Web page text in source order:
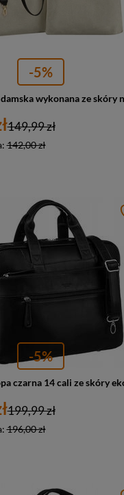
-5%
142,00 zł
149,99 zł
-5%
196,00 zł
199,99 zł